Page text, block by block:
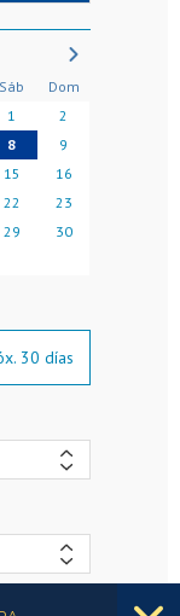
Sáb
Dom
1
2
8
9
15
16
22
23
29
30
30 días